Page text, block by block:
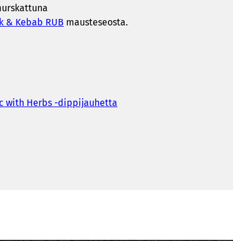
& Kebab RUB mausteseosta.
with Herbs -dippijauhetta